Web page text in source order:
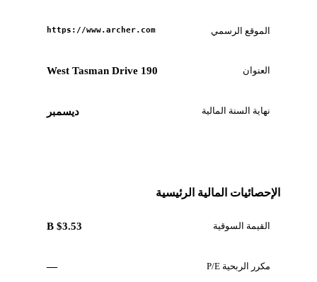
الموقع الرسمي https://www.archer.com
العنوان 190 West Tasman Drive
نهاية السنة المالية ديسمبر
الإحصائيات المالية الرئيسية
القيمة السوقية $3.53 B
مكرر الربحية P/E —